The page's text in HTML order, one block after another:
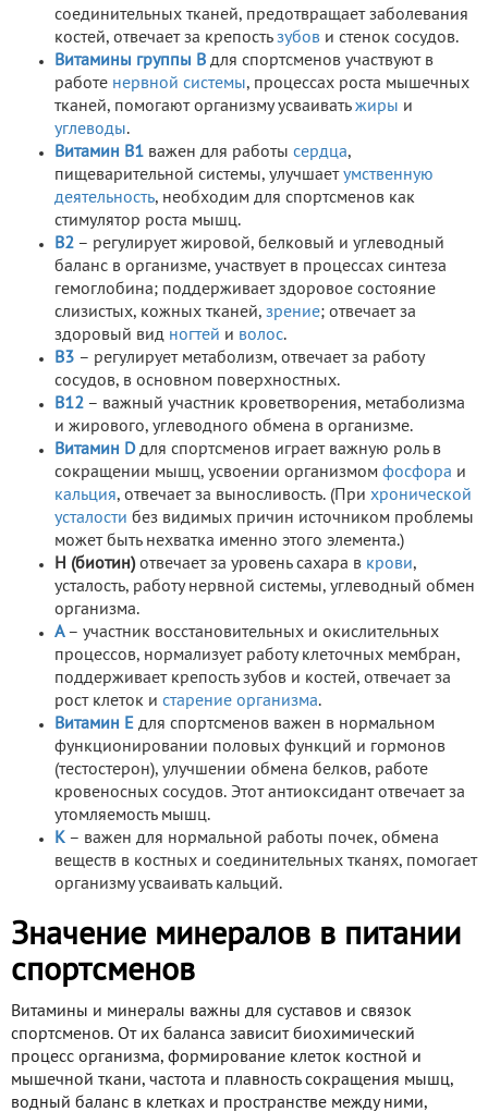
соединительных тканей, предотвращает заболевания
костей, отвечает за крепость зубов и стенок сосудов.
Витамины группы В для спортсменов участвуют в
работе нервной системы, процессах роста мышечных
тканей, помогают организму усваивать жиры и
углеводы.
Витамин В1 важен для работы сердца,
пищеварительной системы, улучшает умственную
деятельность, необходим для спортсменов как
стимулятор роста мышц.
В2 – регулирует жировой, белковый и углеводный
баланс в организме, участвует в процессах синтеза
гемоглобина; поддерживает здоровое состояние
слизистых, кожных тканей, зрение; отвечает за
здоровый вид ногтей и волос.
В3 – регулирует метаболизм, отвечает за работу
сосудов, в основном поверхностных.
В12 – важный участник кроветворения, метаболизма
и жирового, углеводного обмена в организме.
Витамин D для спортсменов играет важную роль в
сокращении мышц, усвоении организмом фосфора и
кальция, отвечает за выносливость. (При хронической
усталости без видимых причин источником проблемы
может быть нехватка именно этого элемента.)
Н (биотин)отвечает за уровень сахара в крови,
усталость, работу нервной системы, углеводный обмен
организма.
А – участник восстановительных и окислительных
процессов, нормализует работу клеточных мембран,
поддерживает крепость зубов и костей, отвечает за
рост клеток и старение организма.
Витамин Е для спортсменов важен в нормальном
функционировании половых функций и гормонов
(тестостерон), улучшении обмена белков, работе
кровеносных сосудов. Этот антиоксидант отвечает за
утомляемость мышц.
К – важен для нормальной работы почек, обмена
веществ в костных и соединительных тканях, помогает
организму усваивать кальций.
Значение минералов в питании
спортсменов
Витамины и минералы важны для суставов и связок
спортсменов. От их баланса зависит биохимический
процесс организма, формирование клеток костной и
мышечной ткани, частота и плавность сокращения мышц,
водный баланс в клетках и пространстве между ними,